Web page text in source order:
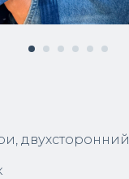
двухсторонний